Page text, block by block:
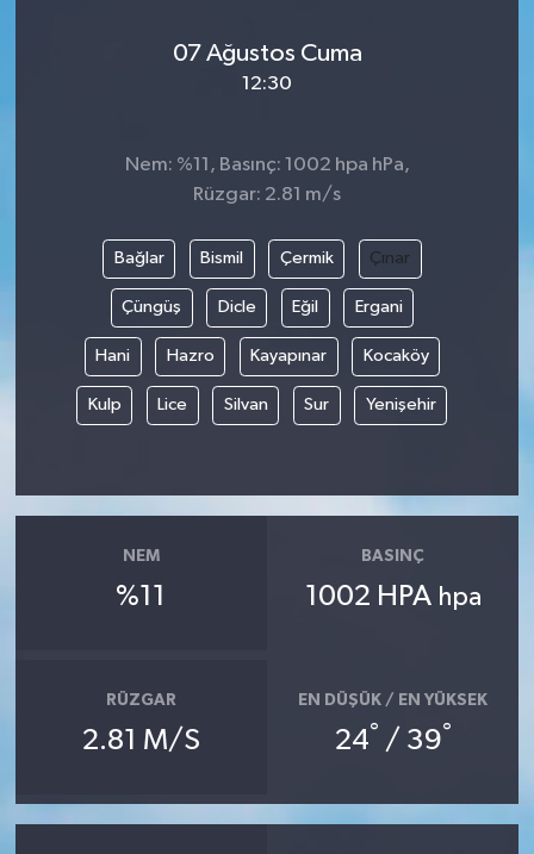
07 Ağustos Cuma
12:30
Nem: %11, Basınç: 1002 hpa hPa,
Rüzgar: 2.81 m/s
Bağlar Bismil Çermik Çınar
Çüngüş Dicle Eğil Ergani
Hani Hazro Kayapınar Kocaköy
Kulp Lice Silvan Sur Yenişehir
NEM
%11
BASINÇ
1002 HPA hpa
RÜZGAR
2.81 M/S
EN DÜŞÜK / EN YÜKSEK
24° / 39°